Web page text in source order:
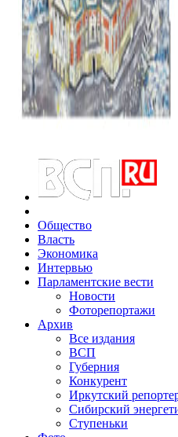
Общество
Власть
Экономика
Интервью
Парламентские вести
Новости
Фоторепортажи
Архив
Все издания
ВСП
Губерния
Конкурент
Иркутский
Сибирский
Ступеньки